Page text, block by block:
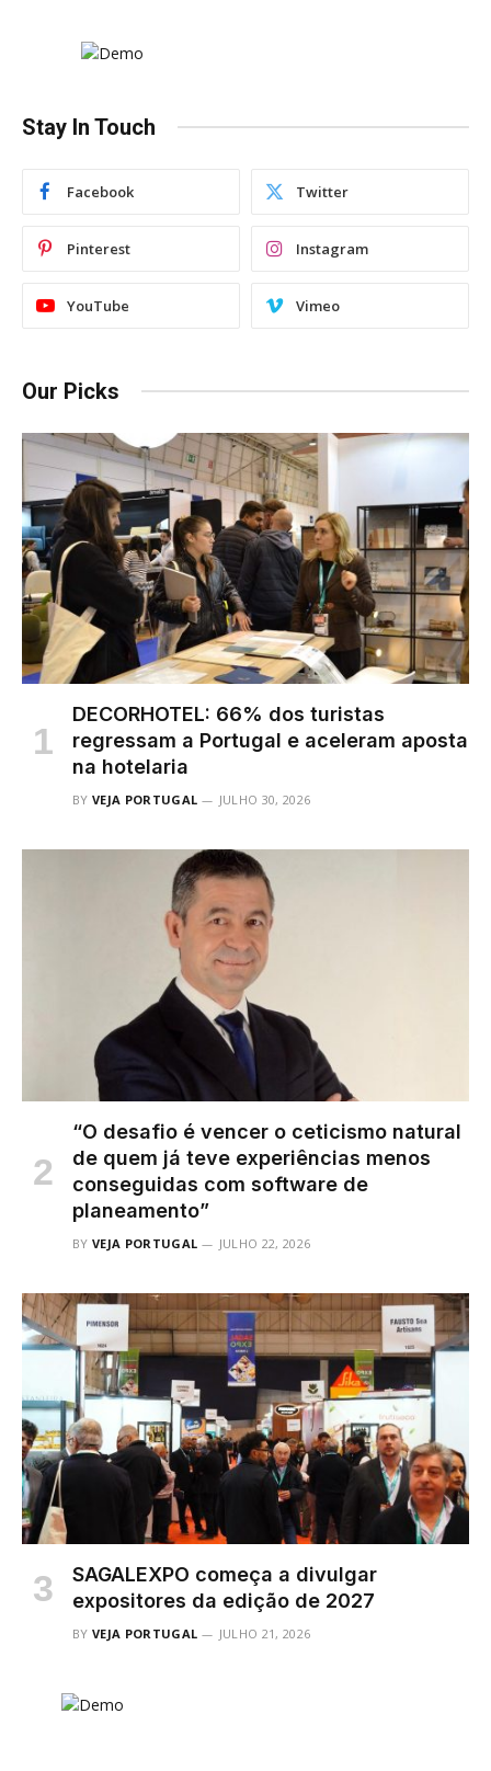
Stay In Touch
Facebook Twitter
Pinterest Instagram
YouTube Vimeo
Our Picks
DECORHOTEL: 66% dos turistas
regressam a Portugal e aceleram aposta
na hotelaria
BY VEJA PORTUGAL JULHO 30, 2026
“O desafio é vencer o ceticismo natural
de quem já teve experiências menos
conseguidas com software de
planeamento”
BY VEJA PORTUGAL JULHO 22, 2026
SAGALEXPO começa a divulgar
expositores da edição de 2027
BY VEJA PORTUGAL JULHO 21, 2026